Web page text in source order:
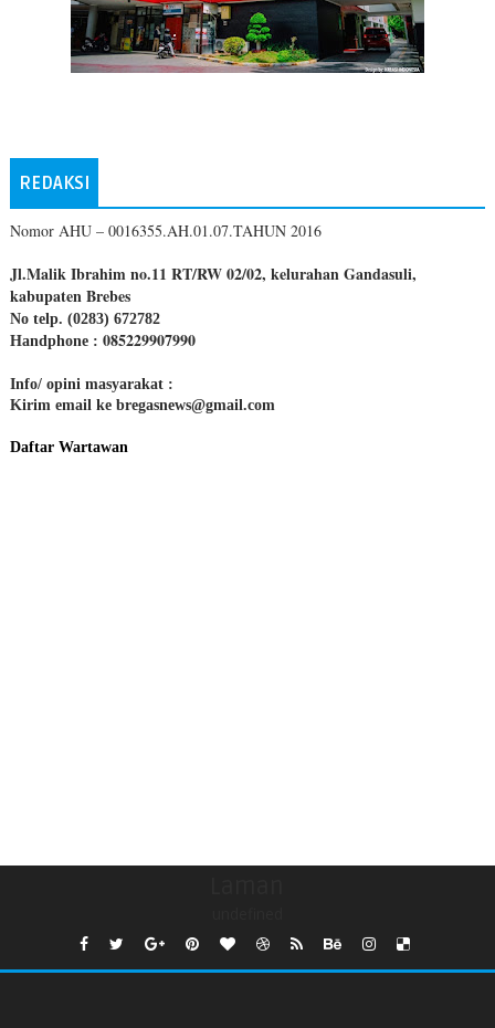
REDAKSI
Nomor AHU – 0016355.AH.01.07.TAHUN 2016
Jl.Malik Ibrahim no.11 RT/RW 02/02, kelurahan Gandasuli,
kabupaten Brebes
No telp. (0283) 672782
Handphone : 085229907990
Info/ opini masyarakat :
Kirim email ke bregasnews@gmail.com
Daftar Wartawan